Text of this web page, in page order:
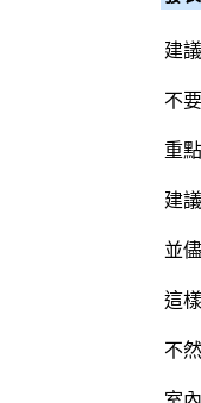
建
不
重
建
並
這
不